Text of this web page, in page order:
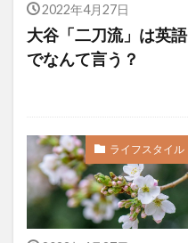
2022年4月27日
大谷「二刀流」は英語
でなんて言う？
ライフスタイル